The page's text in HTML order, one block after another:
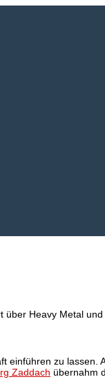
Heavy Metal und
einführen zu lassen.
Zaddach übernahm